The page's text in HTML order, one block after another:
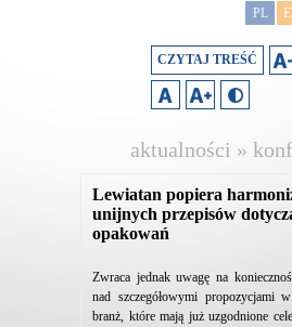
PL
CZYTAJ TREŚĆ
aktualności »
Lewiatan popiera
unijnych przepisów
opakowań
Zwraca jednak uwagę na
nad szczegółowymi propozycjami
branż, które mają już uzgodnione